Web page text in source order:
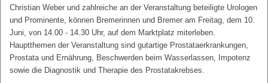
Christian Weber und zahlreiche an der Veranstaltung beteiligte Urologen
und Prominente, können Bremerinnen und Bremer am Freitag, dem 10.
Juni, von 14.00 - 14.30 Uhr, auf dem Marktplatz miterleben.
Hauptthemen der Veranstaltung sind gutartige Prostataerkrankungen,
Prostata und Ernährung, Beschwerden beim Wasserlassen, Impotenz
sowie die Diagnostik und Therapie des Prostatakrebses.